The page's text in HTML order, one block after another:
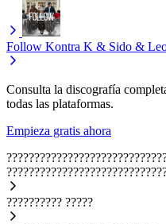
Follow Kontra K & Sido &
Consulta la discografía
todas las plataformas.
Empieza gratis ahora
?????????? ?????